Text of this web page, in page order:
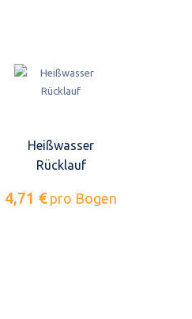
Heißwasser
Rücklauf
4,71 € pro Bogen